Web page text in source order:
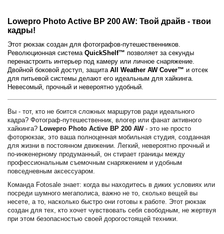
Lowepro Photo Active BP 200 AW: Твой драйв - твои
кадры!
Этот рюкзак создан для фотографов-путешественников.
Революционная система QuickShelf™ позволяет за секунды
перенастроить интерьер под камеру или личное снаряжение.
Двойной боковой доступ, защита All Weather AW Cover™ и отсек
для питьевой системы делают его идеальным для хайкинга.
Невесомый, прочный и невероятно удобный.
Вы - тот, кто не боится сложных маршрутов ради идеального
кадра? Фотограф-путешественник, влогер или фанат активного
хайкинга? Lowepro Photo Active BP 200 AW- это не просто
фоторюкзак, это ваша полноценная мобильная студия, созданная
для жизни в постоянном движении. Легкий, невероятно прочный и
по-инженерному продуманный, он стирает границы между
профессиональным съемочным снаряжением и удобным
повседневным аксессуаром.
Команда Fotosale знает: когда вы находитесь в диких условиях или
посреди шумного мегаполиса, важно не то, сколько вещей вы
несете, а то, насколько быстро они готовы к работе. Этот рюкзак
создан для тех, кто хочет чувствовать себя свободным, не жертвуя
при этом безопасностью своей дорогостоящей техники.